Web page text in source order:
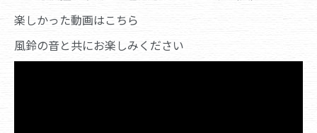
楽しかった動画はこちら
風鈴の音と共にお楽しみください